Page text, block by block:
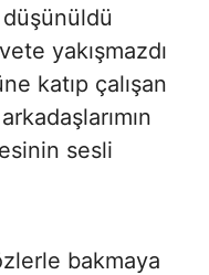
yakışmazdı
katıp çalışan
sesli
bakmaya